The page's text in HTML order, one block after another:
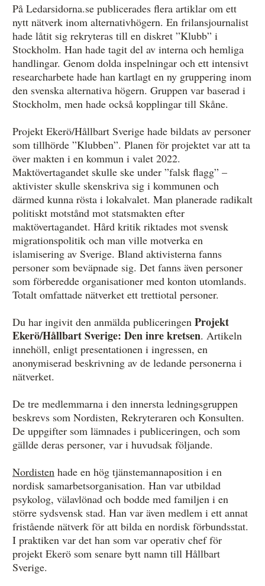
Stadgar för Mediernas Etiknämnd
Den journalistiska yrkesetiken
Jobba hos oss!
Pressbilder
På Ledarsidorna.se publicerades flera artiklar om ett
nytt nätverk inom alternativhögern. En frilansjournalist
hade låtit sig rekryteras till en diskret ”Klubb” i
Stockholm. Han hade tagit del av interna och hemliga
handlingar. Genom dolda inspelningar och ett intensivt
researcharbete hade han kartlagt en ny gruppering inom
den svenska alternativa högern. Gruppen var baserad i
Stockholm, men hade också kopplingar till Skåne.
Projekt Ekerö/Hållbart Sverige hade bildats av personer
som tillhörde ”Klubben”. Planen för projektet var att ta
över makten i en kommun i valet 2022.
Maktövertagandet skulle ske under ”falsk flagg” –
aktivister skulle skenskriva sig i kommunen och
därmed kunna rösta i lokalvalet. Man planerade radikalt
politiskt motstånd mot statsmakten efter
maktövertagandet. Hård kritik riktades mot svensk
migrationspolitik och man ville motverka en
islamisering av Sverige. Bland aktivisterna fanns
personer som beväpnade sig. Det fanns även personer
som förberedde organisationer med konton utomlands.
Totalt omfattade nätverket ett trettiotal personer.
Du har ingivit den anmälda publiceringen Projekt
Ekerö/Hållbart Sverige: Den inre kretsen. Artikeln
innehöll, enligt presentationen i ingressen, en
anonymiserad beskrivning av de ledande personerna i
nätverket.
De tre medlemmarna i den innersta ledningsgruppen
beskrevs som Nordisten, Rekryteraren och Konsulten.
De uppgifter som lämnades i publiceringen, och som
gällde deras personer, var i huvudsak följande.
Nordisten hade en hög tjänstemannaposition i en
nordisk samarbetsorganisation. Han var utbildad
psykolog, välavlönad och bodde med familjen i en
större sydsvensk stad. Han var även medlem i ett annat
fristående nätverk för att bilda en nordisk förbundsstat.
I praktiken var det han som var operativ chef för
projekt Ekerö som senare bytt namn till Hållbart
Sverige.